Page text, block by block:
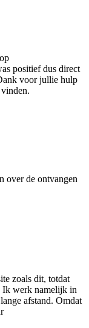
positief dus direct
voor jullie hulp
over de ontvangen
zoals dit, totdat
Ik werk namelijk in
afstand. Omdat